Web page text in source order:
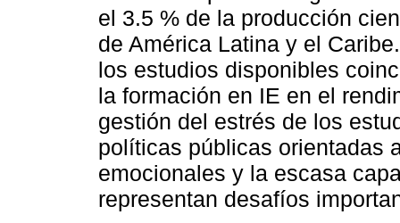
el 3.5 % de la producción
de América Latina y el
los estudios disponibles
la formación en IE en el
gestión del estrés de los
políticas públicas orientadas
emocionales y la escasa
representan desafíos